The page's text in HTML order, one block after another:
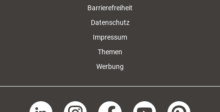
Barrierefreiheit
Datenschutz
Impressum
Themen
Werbung